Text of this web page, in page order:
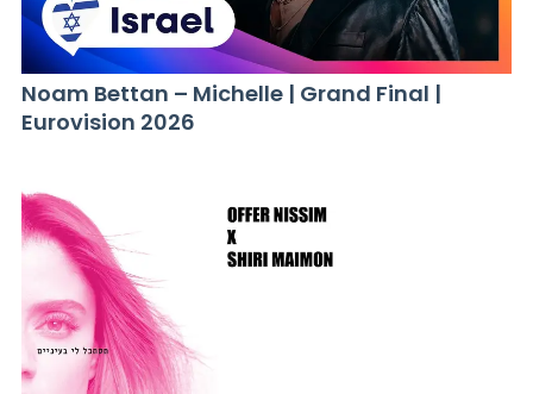
Noam Bettan – Michelle | Grand Final |
Eurovision 2026